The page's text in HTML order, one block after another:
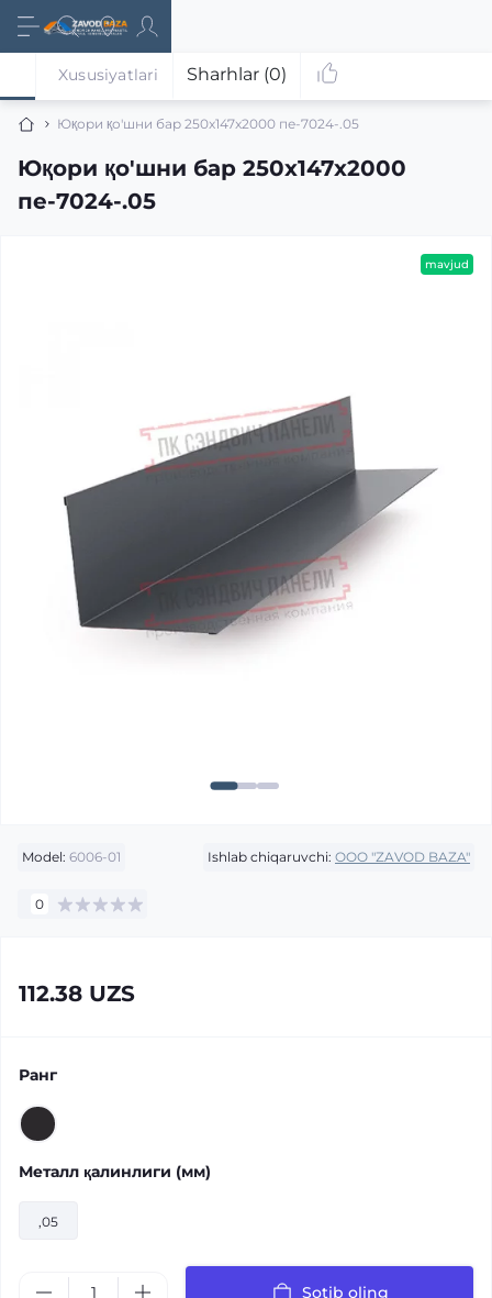
Юқори қо'шни бар 250x147x2000 пе-7024-.05
Юқори қо'шни бар 250x147x2000
пе-7024-.05
Xususiyatlari Sharhlar (0)
mavjud
Model: 6006-01 Ishlab chiqaruvchi: OOO "ZAVOD BAZA"
0
112.38 UZS
Ранг
Металл қалинлиги (мм)
,05
Sotib oling